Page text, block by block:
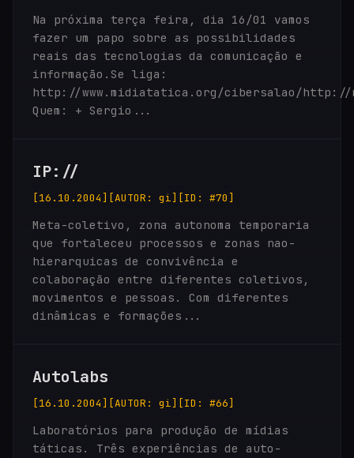
Na próxima terça feira, dia 16/01 vamos
fazer um papo sobre as possibilidades
reais das tecnologias da comunicação e
informação.Se liga:
http://www.midiatatica.org/cibersalao/
Quem: + Sergio...
IP://
[16.10.2004] [AUTOR: gi] [ID: #70]
Meta-coletivo, zona autonoma temporaria
que fortaleceu processos e zonas nao-
hierarquicas de convivência e
colaboração entre diferentes coletivos,
movimentos e pessoas. Com diferentes
dinâmicas e formações...
Autolabs
[16.10.2004] [AUTOR: gi] [ID: #66]
Laboratórios para produção de mídias
táticas. Três experiências de auto-